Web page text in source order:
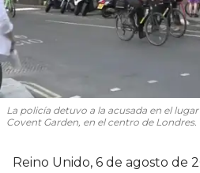
La policía detuvo a la acusada en el
Covent Garden, en el centro de Londres.
Reino Unido, 6 de agosto de